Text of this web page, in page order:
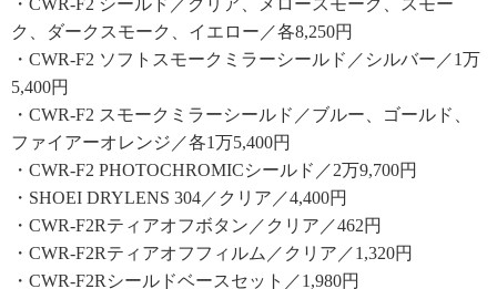
ク、ダークスモーク、イエロー／各8,250円
・CWR-F2 ソフトスモークミラーシールド／シルバー／1万
5,400円
・CWR-F2 スモークミラーシールド／ブルー、ゴールド、
ファイアーオレンジ／各1万5,400円
・CWR-F2 PHOTOCHROMICシールド／2万9,700円
・SHOEI DRYLENS 304／クリア／4,400円
・CWR-F2Rティアオフボタン／クリア／462円
・CWR-F2Rティアオフフィルム／クリア／1,320円
・CWR-F2Rシールドベースセット／1,980円